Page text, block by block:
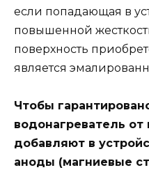
если попадающая в
повышенной
поверхность
является
Чтобы
водонагреватель
добавляют в
аноды (магниевые